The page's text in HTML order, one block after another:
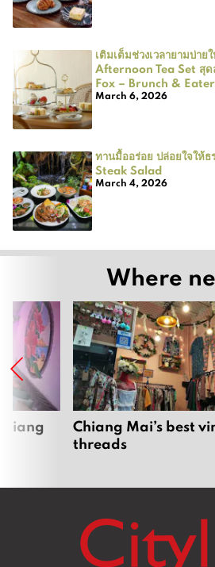
เติมเต็มช่วงเวลายามบ่า
Afternoon Tea Set สุ
Fox – Brunch &
March 6, 2026
ทานมื้ออร่อย ปล่อยใจให้
Steak Salad
March 4, 2026
Where
Chiang Mai’s best
threads